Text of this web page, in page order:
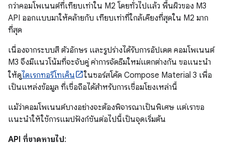
กว่าคอมโพเนนต์ที่เทียบเท่าใน M2 โดยทั่วไปแล้ว พื้นผิวของ M3
API ออกแบบมาให้คล้ายกับ เทียบเท่าที่ใกล้เคียงที่สุดใน M2 มาก
ที่สุด
เนื่องจากระบบสี ตัวอักษร และรูปร่างได้รับการอัปเดต คอมโพเนนต์
M3 จึงมีแนวโน้มที่จะจับคู่ ค่าการจัดธีมใหม่แตกต่างกัน ขอแนะนำ
ให้ดูไดเรกทอรีโทเค็น
ในซอร์สโค้ด Compose Material 3 เพื่อ
เป็นแหล่งข้อมูล ที่เชื่อถือได้สำหรับการเชื่อมโยงเหล่านี้
แม้ว่าคอมโพเนนต์บางอย่างจะต้องพิจารณาเป็นพิเศษ แต่เราขอ
แนะนำให้ใช้การแมปฟังก์ชันต่อไปนี้เป็นจุดเริ่มต้น
API ที่ขาดหายไป: